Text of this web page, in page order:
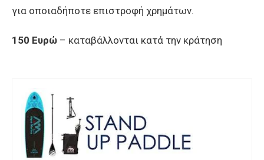
για οποιαδήποτε επιστροφή χρημάτων.
150 Ευρώ – καταβάλλονται κατά την κράτηση